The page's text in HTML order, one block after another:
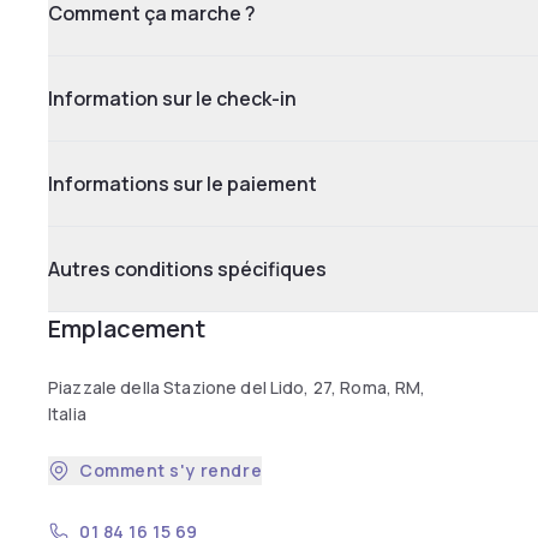
Comment ça marche ?
Information sur le check-in
Informations sur le paiement
Autres conditions spécifiques
Emplacement
Piazzale della Stazione del Lido, 27, Roma, RM,
Italia
Comment s'y rendre
01 84 16 15 69